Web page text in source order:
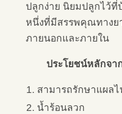
ปลูกง่าย นิยมปลูกไว้
หนึ่งที่มีสรรพคุณทางย
ภายนอกและภายใน
ประโยชน์หลักจากก
สามารถรักษาแผล
น้ำร้อนลวก